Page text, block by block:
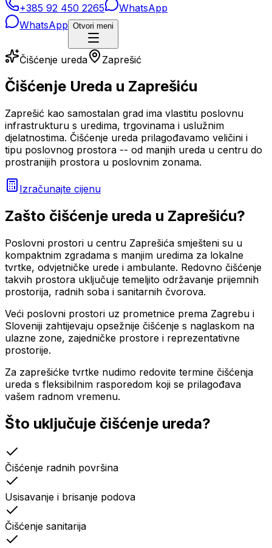
+385 92 450 2265
WhatsApp
WhatsApp Otvori meni
Čišćenje ureda Zaprešić
Čišćenje Ureda u Zaprešiću
Zaprešić kao samostalan grad ima vlastitu poslovnu
infrastrukturu s uredima, trgovinama i uslužnim
djelatnostima. Čišćenje ureda prilagođavamo veličini i
tipu poslovnog prostora -- od manjih ureda u centru do
prostranijih prostora u poslovnim zonama.
Izračunajte cijenu
Zašto čišćenje ureda u Zaprešiću?
Poslovni prostori u centru Zaprešića smješteni su u
kompaktnim zgradama s manjim uredima za lokalne
tvrtke, odvjetničke urede i ambulante. Redovno čišćenje
takvih prostora uključuje temeljito održavanje prijemnih
prostorija, radnih soba i sanitarnih čvorova.
Veći poslovni prostori uz prometnice prema Zagrebu i
Sloveniji zahtijevaju opsežnije čišćenje s naglaskom na
ulazne zone, zajedničke prostore i reprezentativne
prostorije.
Za zaprešićke tvrtke nudimo redovite termine čišćenja
ureda s fleksibilnim rasporedom koji se prilagođava
vašem radnom vremenu.
Što uključuje čišćenje ureda?
Čišćenje radnih površina
Usisavanje i brisanje podova
Čišćenje sanitarija